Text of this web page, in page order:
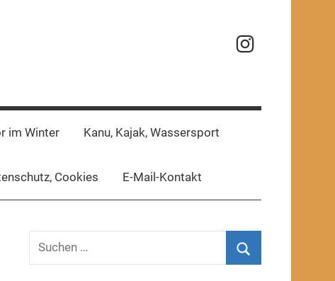
Reisefotos
im Winter Kanu, Kajak, Wassersport
Cookies E-Mail-Kontakt
Suchen